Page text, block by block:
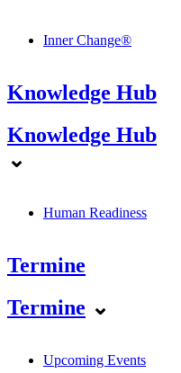
Inner Change®
Knowledge Hub
Knowledge Hub
⌄
Human Readiness
Termine
Termine ⌄
Upcoming Events